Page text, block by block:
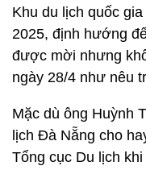
Khu du lịch quốc
2025, định hướng
được mời nhưng
ngày 28/4 như nêu
Mặc dù ông Huỳnh
lịch Đà Nẵng cho
Tổng cục Du lịch